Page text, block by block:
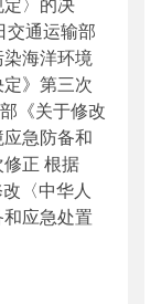
交通运输部
染海洋环境
》第三次
《关于修改
应急防备和
正 根据
〈中华人
应急处置